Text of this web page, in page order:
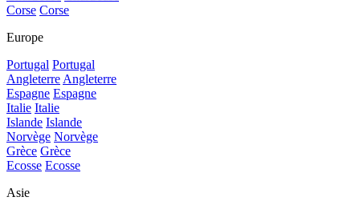
Corse Corse
Europe
Portugal Portugal
AngleterreAngleterre
Espagne Espagne
Italie Italie
Islande Islande
Norvège Norvège
Grèce Grèce
Ecosse Ecosse
Asie